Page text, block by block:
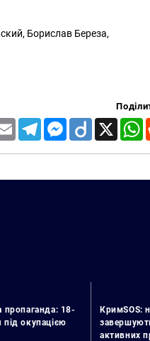
Борислав Береза,
Email TelegramMessenger
Diigo X
пропаганда: 18-
під окупацією
КримSOS:
активних